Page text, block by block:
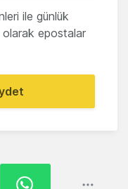
ile günlük
epostalar